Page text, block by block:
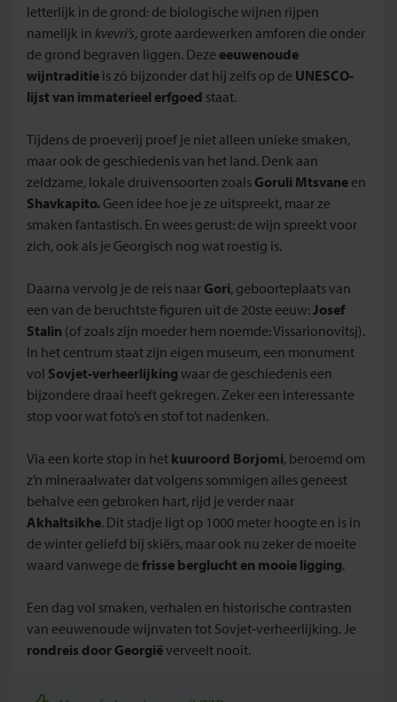
letterlijk in de grond: de biologische wijnen rijpen
namelijk in kvevri’s, grote aardewerken amforen die onder
de grond begraven liggen. Deze eeuwenoude
wijntraditie is zó bijzonder dat hij zelfs op de UNESCO-
lijst van immaterieel erfgoed staat.
Tijdens de proeverij proef je niet alleen unieke smaken,
maar ook de geschiedenis van het land. Denk aan
zeldzame, lokale druivensoorten zoals Goruli Mtsvane en
Shavkapito. Geen idee hoe je ze uitspreekt, maar ze
smaken fantastisch. En wees gerust: de wijn spreekt voor
zich, ook als je Georgisch nog wat roestig is.
Daarna vervolg je de reis naar Gori, geboorteplaats van
een van de beruchtste figuren uit de 20ste eeuw:Josef
Stalin (of zoals zijn moeder hem noemde: Vissarionovitsj).
In het centrum staat zijn eigen museum, een monument
vol Sovjet-verheerlijking waar de geschiedenis een
bijzondere draai heeft gekregen. Zeker een interessante
stop voor wat foto’s en stof tot nadenken.
Via een korte stop in het kuuroord Borjomi, beroemd om
z’n mineraalwater dat volgens sommigen alles geneest
behalve een gebroken hart, rijd je verder naar
Akhaltsikhe. Dit stadje ligt op 1000 meter hoogte en is in
de winter geliefd bij skiërs, maar ook nu zeker de moeite
waard vanwege de frisse berglucht en mooie ligging.
Een dag vol smaken, verhalen en historische contrasten
van eeuwenoude wijnvaten tot Sovjet-verheerlijking. Je
rondreis door Georgiëverveelt nooit.